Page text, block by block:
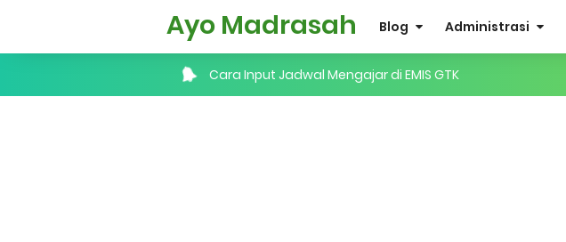
Ayo Madrasah Blog Administrasi
Cara Input Jadwal Mengajar di EMIS GTK